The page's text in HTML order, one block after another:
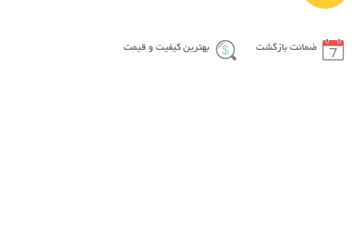
ضمانت بازگشت بهترین کیفیت و قیمت